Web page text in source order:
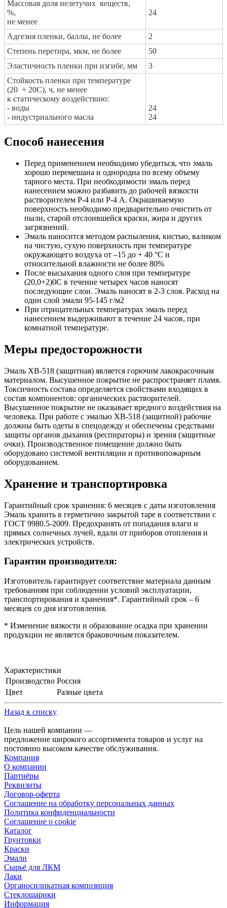
Массовая доля нелетучих веществ,
%,
не менее
24
Адгезия пленки, баллы, не более
2
Степень перетира, мкм, не более
50
Эластичность пленки при изгибе, мм
3
Стойкость пленки при температуре
(20 + 20С), ч, не менее
к статическому воздействию:
- воды
- индустриального масла
24
24
Способ нанесения
Перед применением необходимо убедиться, что эмаль
хорошо перемешана и однородна по всему объему
тарного места. При необходимости эмаль перед
нанесением можно разбавить до рабочей вязкости
растворителем Р-4 или Р-4 А. Окрашиваемую
поверхность необходимо предварительно очистить от
пыли, старой отслоившейся краски, жира и других
загрязнений.
Эмаль наносится методом распыления, кистью, валиком
на чистую, сухую поверхность при температуре
окружающего воздуха от –15 до + 40 °С и
относительной влажности не более 80%
После высыхания одного слоя при температуре
(20,0+2)0С в течение четырех часов наносят
последующие слои. Эмаль наносят в 2-3 слоя. Расход на
один слой эмали 95-145 г/м2
При отрицательных температурах эмаль перед
нанесением выдерживают в течение 24 часов, при
комнатной температуре.
Меры предосторожности
Эмаль ХВ-518 (защитная) является горючим лакокрасочным
материалом. Высушенное покрытие не распространяет пламя.
Токсичность состава определяется свойствами входящих в
состав компонентов: органических растворителей.
Высушенное покрытие не оказывает вредного воздействия на
человека. При работе с эмалью ХВ-518 (защитной) рабочие
должны быть одеты в спецодежду и обеспечены средствами
защиты органов дыхания (респираторы) и зрения (защитные
очки). Производственное помещение должно быть
оборудовано системой вентиляции и противопожарным
оборудованием.
Хранение и транспортировка
Гарантийный срок хранения: 6 месяцев с даты изготовления
Эмаль хранить в герметично закрытой таре в соответствии с
ГОСТ 9980.5-2009. Предохранять от попадания влаги и
прямых солнечных лучей, вдали от приборов отопления и
электрических устройств.
Гарантии производителя:
Изготовитель гарантирует соответствие материала данным
требованиям при соблюдении условий эксплуатации,
транспортирования и хранения*. Гарантийный срок – 6
месяцев со дня изготовления.
* Изменение вязкости и образование осадка при хранении
продукции не является браковочным показателем.
Характеристики
Производство Россия
Цвет
Разные цвета
Назад к списку
Цель нашей компании —
предложение широкого ассортимента товаров и услуг на
постоянно высоком качестве обслуживания.
Компания
О компании
Партнёры
Реквизиты
Договор-оферта
Соглашение на обработку персональных данных
Политика конфиденциальности
Соглашение о cookie
Каталог
Грунтовки
Краски
Эмали
Сырьё для ЛКМ
Лаки
Органосиликатная композиция
Стеклошарики
Информация